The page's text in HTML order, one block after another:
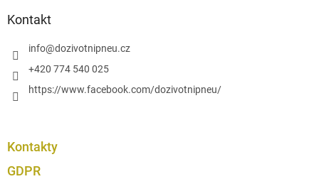
Kontakt
info@dozivotnipneu.cz
+420 774 540 025
https://www.facebook.com/dozivotnipneu/
Kontakty
GDPR